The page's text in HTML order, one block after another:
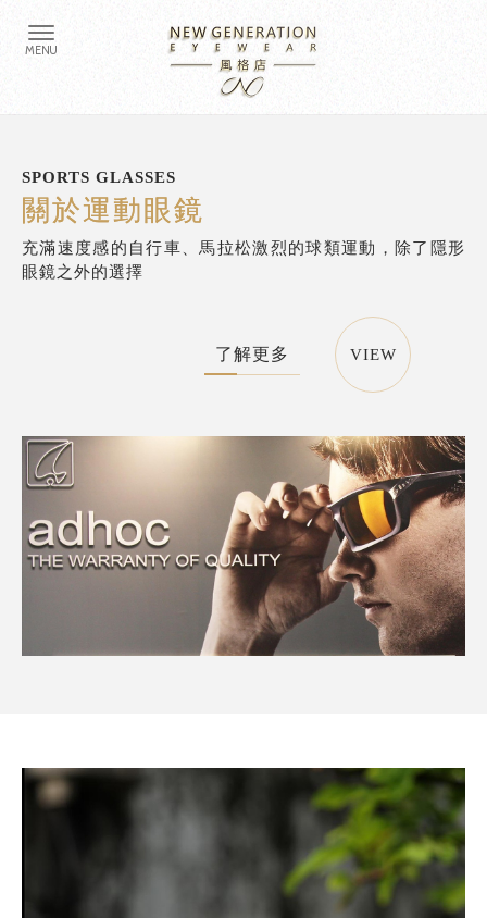
SPORTS GLASSES
關於運動眼鏡
充滿速度感的自行車、馬拉松激烈的球類運動，除了隱形
眼鏡之外的選擇
了解更多 VIEW